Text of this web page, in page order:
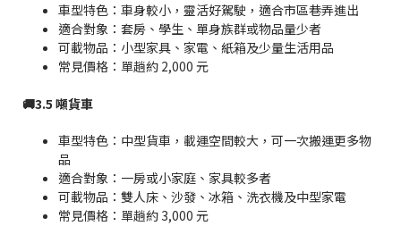
車型特色：車身較小，靈活好駕駛，適合市區巷弄進出
適合對象：套房、學生、單身族群或物品量少者
可載物品：小型家具、家電、紙箱及少量生活用品
常見價格：單趟約 2,000 元
🚚3.5 噸貨車
車型特色：中型貨車，載運空間較大，可一次搬運更多物
品
適合對象：一房或小家庭、家具較多者
可載物品：雙人床、沙發、冰箱、洗衣機及中型家電
常見價格：單趟約 3,000 元